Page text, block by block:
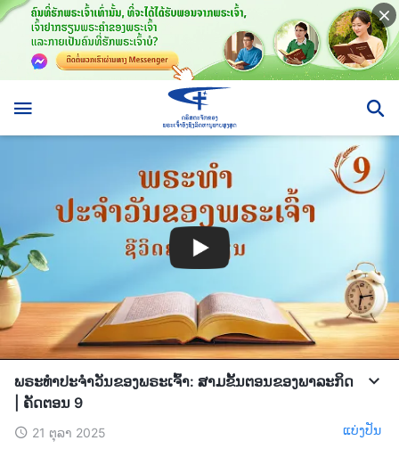
ພຣະທຳປະຈຳວັນຂອງພຣະເຈົ້າ: ສາມຂັ້ນຕອນຂອງພາລະກິດ
| ຄັດຕອນ 9
21 ຕຸລາ 2025 ແບ່ງປັນ